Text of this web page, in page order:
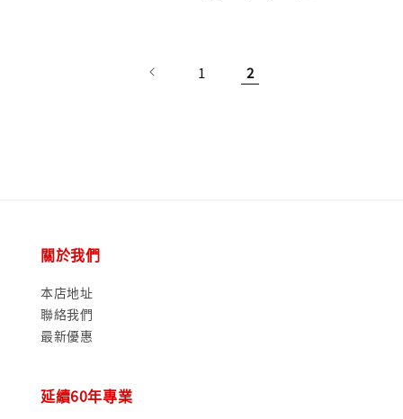
1 2
關於我們
本店地址
聯絡我們
最新優惠
延續60年專業